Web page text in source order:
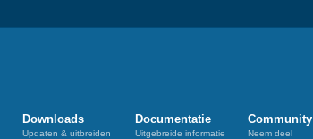
Downloads
Updaten & uitbreiden
Documentatie
Uitgebreide informatie
Community
Neem deel